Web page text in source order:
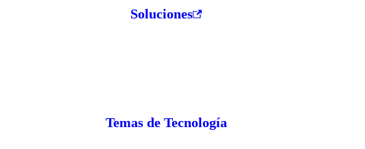
Soluciones
Temas de Tecnología